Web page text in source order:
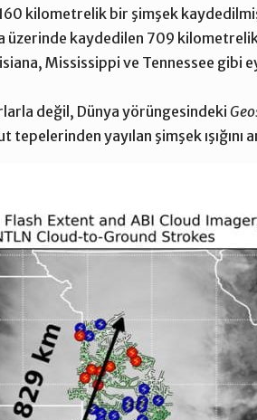
160 kilometrelik bir şimşek
üzerinde kaydedilen 709
Mississippi ve Tennessee
değil, Dünya yörüngesindeki
yayılan şimşek